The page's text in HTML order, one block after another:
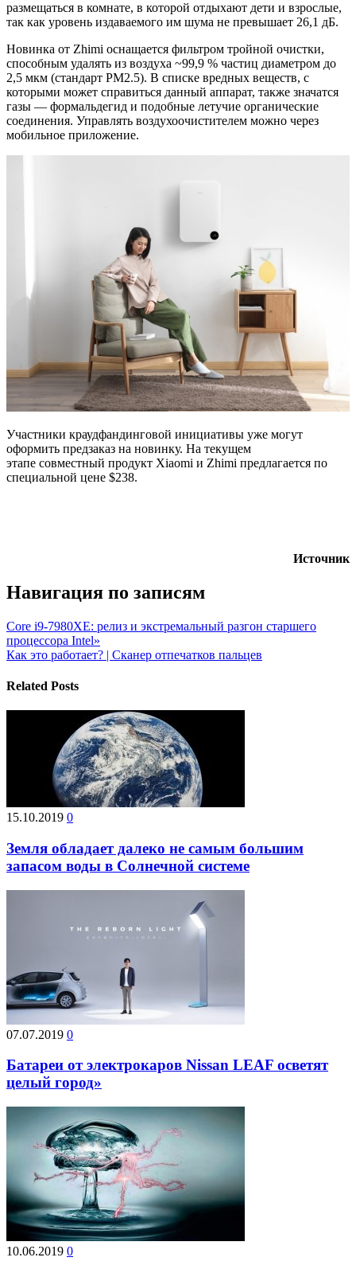
размещаться в комнате, в которой отдыхают дети и взрослые,
так как уровень издаваемого им шума не превышает 26,1 дБ.
Новинка от Zhimi оснащается фильтром тройной очистки,
способным удалять из воздуха ~99,9 % частиц диаметром до
2,5 мкм (стандарт PM2.5). В списке вредных веществ, с
которыми может справиться данный аппарат, также значатся
газы — формальдегид и подобные летучие органические
соединения. Управлять воздухоочистителем можно через
мобильное приложение.
Участники краудфандинговой инициативы уже могут
оформить предзаказ на новинку. На текущем
этапе совместный продукт Xiaomi и Zhimi предлагается по
специальной цене $238.
Источник
Навигация по записям
Core i9-7980XE: релиз и экстремальный разгон старшего
процессора Intel»
Как это работает? | Сканер отпечатков пальцев
Related Posts
15.10.2019 0
Земля обладает далеко не самым большим
запасом воды в Солнечной системе
07.07.2019 0
Батареи от электрокаров Nissan LEAF осветят
целый город»
10.06.2019 0